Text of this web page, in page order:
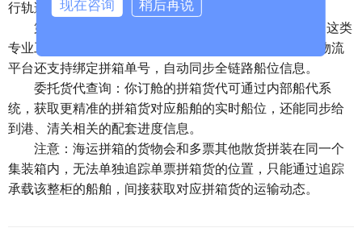
行轨迹和预计到港时间，数据更新最权威准确。
‌第三方物流追踪平台‌：像船讯网、海事卫星AIS平台这类
专业工具，输入船名即可查看船舶实时动态，部分综合物流
平台还支持绑定拼箱单号，自动同步全链路船位信息。
‌委托货代查询‌：你订舱的拼箱货代可通过内部船代系
统，获取更精准的拼箱货对应船舶的实时船位，还能同步给
到港、清关相关的配套进度信息。
注意：海运拼箱的货物会和多票其他散货拼装在同一个
集装箱内，无法单独追踪单票拼箱货的位置，只能通过追踪
承载该整柜的船舶，间接获取对应拼箱货的运输动态。
现在咨询 稍后再说